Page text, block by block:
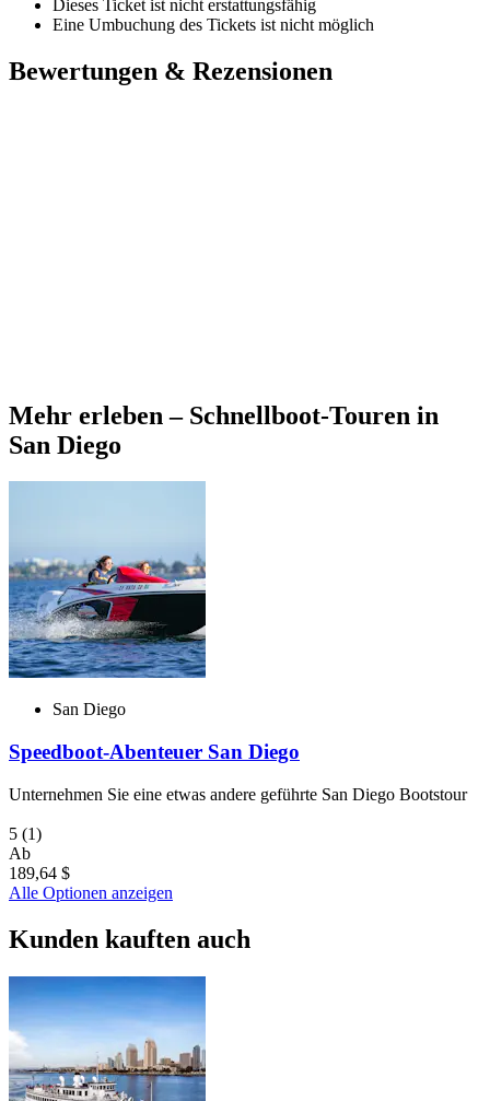
Dieses Ticket ist nicht erstattungsfähig
Eine Umbuchung des Tickets ist nicht möglich
Bewertungen & Rezensionen
Mehr erleben – Schnellboot-Touren in
San Diego
San Diego
Speedboot-Abenteuer San Diego
Unternehmen Sie eine etwas andere geführte San Diego Bootstour
5 (1)
Ab
189,64 $
Alle Optionen anzeigen
Kunden kauften auch